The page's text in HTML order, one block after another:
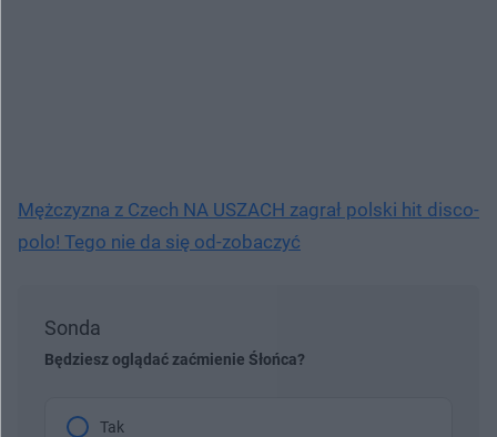
Mężczyzna z Czech NA USZACH zagrał polski hit disco-
polo! Tego nie da się od-zobaczyć
Sonda
Będziesz oglądać zaćmienie Śłońca?
Tak